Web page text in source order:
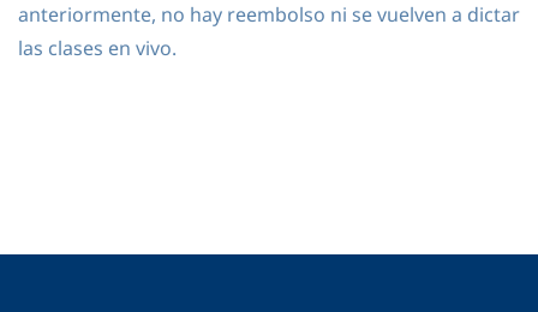
anteriormente, no hay reembolso ni se vuelven a dictar
las clases en vivo.